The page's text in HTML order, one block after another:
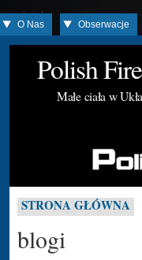
O Nas Obserwacje
Polish
Małe ciała w
STRONA GŁÓWNA
blogi